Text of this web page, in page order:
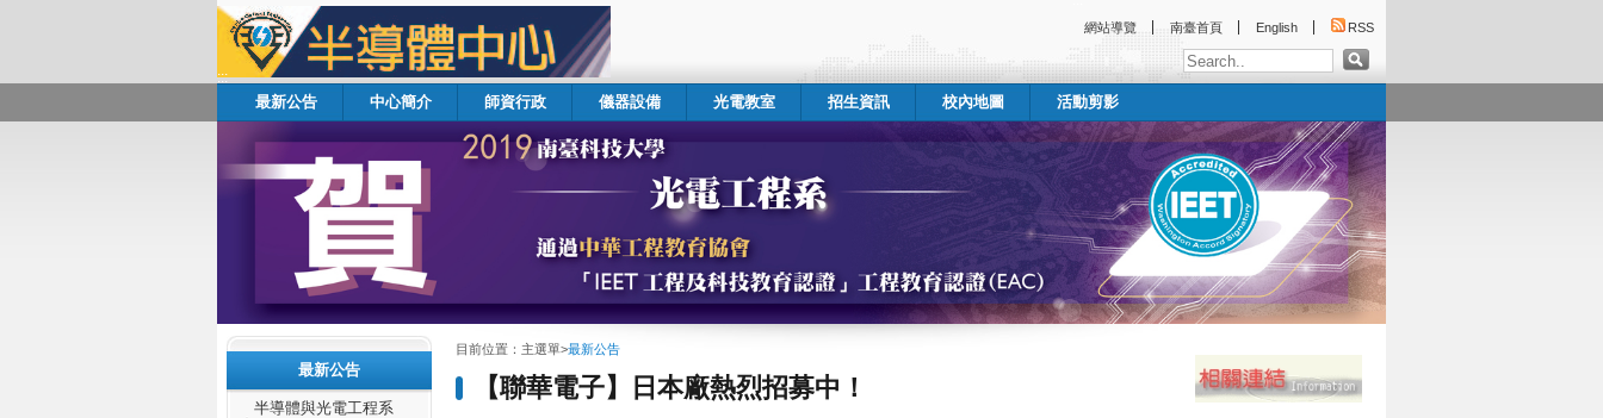
網站導覽 南臺首頁 English RSS
:::
最新公告 中心簡介 師資行政 儀器設備 光電教室 招生資訊 校內地圖 活動剪影
最新公告
半導體與光電工程系
目前位置： 主選單>最新公告
【聯華電子】日本廠熱烈招募中！